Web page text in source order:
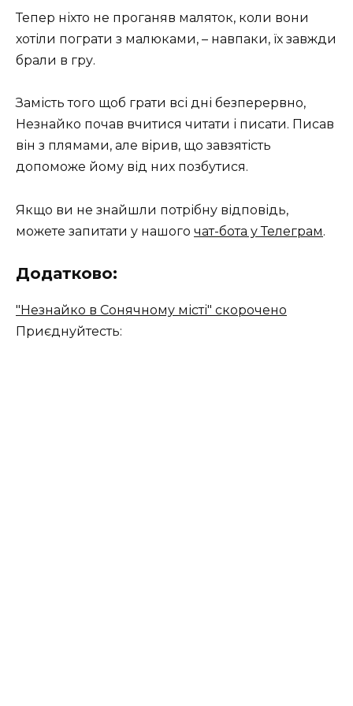
Тепер ніхто не проганяв маляток, коли вони
хотіли пограти з малюками, – навпаки, їх завжди
брали в гру.
Замість того щоб грати всі дні безперервно,
Незнайко почав вчитися читати і писати. Писав
він з плямами, але вірив, що завзятість
допоможе йому від них позбутися.
Якщо ви не знайшли потрібну відповідь,
можете запитати у нашого чат-бота у Телеграм.
Додатково:
"Незнайко в Сонячному місті" скорочено
Приєднуйтесть: